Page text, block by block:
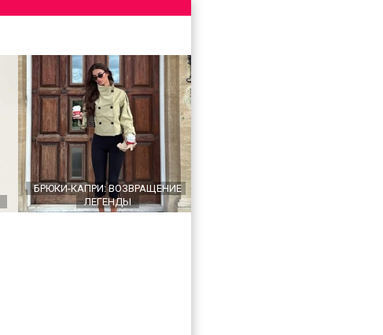
БРЮКИ-КАПРИ: ВОЗВРАЩЕНИЕ
ЛЕГЕНДЫ